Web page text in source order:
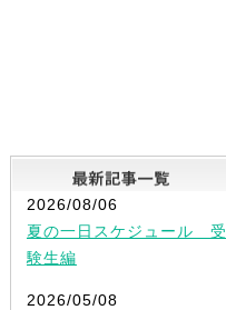
2026/08/06
夏の一日スケジュール 受
験生編
2026/05/08